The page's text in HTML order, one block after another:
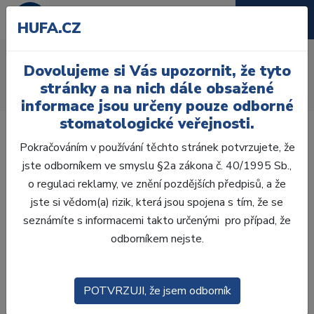
Úvod Zuby
AcryRock
AcryRock distální H 8 ks D42-G, C3
HUFA.CZ
Dovolujeme si Vás upozornit, že tyto
stránky a na nich dále obsažené
informace jsou určeny pouze odborné
stomatologické veřejnosti.
Pokračováním v používání těchto stránek potvrzujete, že
jste odborníkem ve smyslu §2a zákona č. 40/1995 Sb.,
o regulaci reklamy, ve znění pozdějších předpisů, a že
jste si vědom(a) rizik, která jsou spojena s tím, že se
seznámíte s informacemi takto určenými pro případ, že
odborníkem nejste.
POTVRZUJI, že jsem odborník